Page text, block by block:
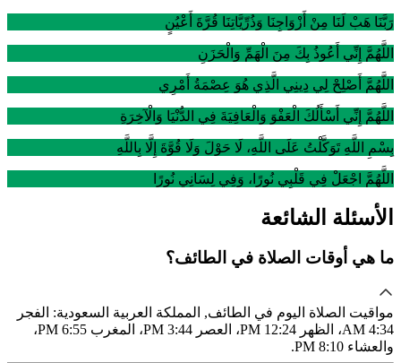
رَبَّنَا هَبْ لَنَا مِنْ أَزْوَاجِنَا وَذُرِّيَّاتِنَا قُرَّةَ أَعْيُنٍ
اللَّهُمَّ إِنِّي أَعُوذُ بِكَ مِنَ الْهَمِّ وَالْحَزَنِ
اللَّهُمَّ أَصْلِحْ لِي دِينِي الَّذِي هُوَ عِصْمَةُ أَمْرِي
اللَّهُمَّ إِنِّي أَسْأَلُكَ الْعَفْوَ وَالْعَافِيَةَ فِي الدُّنْيَا وَالْآخِرَةِ
بِسْمِ اللَّهِ تَوَكَّلْتُ عَلَى اللَّهِ، لَا حَوْلَ وَلَا قُوَّةَ إِلَّا بِاللَّهِ
اللَّهُمَّ اجْعَلْ فِي قَلْبِي نُورًا، وَفِي لِسَانِي نُورًا
الأسئلة الشائعة
ما هي أوقات الصلاة في الطائف؟
مواقيت الصلاة اليوم في الطائف, المملكة العربية السعودية: الفجر
4:34 AM، الظهر 12:24 PM، العصر 3:44 PM، المغرب 6:55 PM،
والعشاء 8:10 PM.